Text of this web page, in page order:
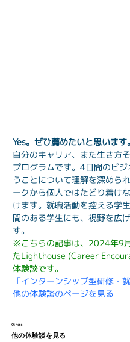
Yes。ぜひ薦めたいと思います。
自分のキャリア、また生き方
プログラムです。4日間のビ
うことについて理解を深めら
ークから個人ではたどり着け
けます。就職活動を控える学
間のある学生にも、視野を広
す。
※こちらの記事は、2024年9
たLighthouse (Career
体験談です。
「インターンシップ型研修・
他の体験談のページを見る
Others
他の体験談を見る